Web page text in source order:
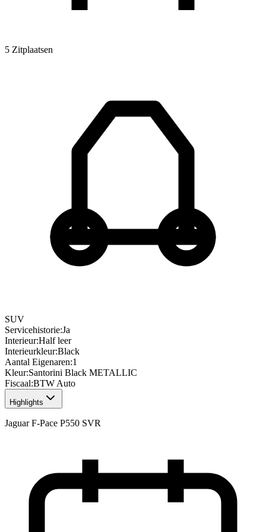
5 Zitplaatsen
SUV
Servicehistorie:Ja
Interieur:Half leer
Interieurkleur:Black
Aantal Eigenaren:1
Kleur:Santorini Black METALLIC
Fiscaal:BTW Auto
Highlights
Jaguar F-Pace P550 SVR